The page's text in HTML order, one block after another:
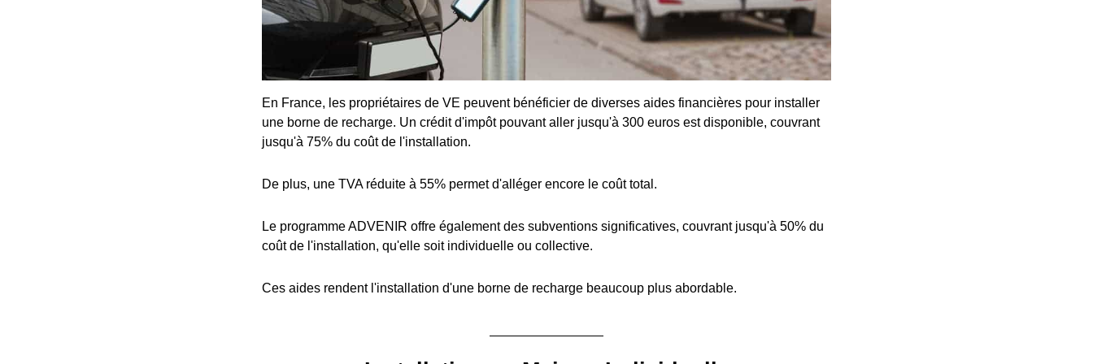
En France, les propriétaires de VE peuvent bénéficier de diverses aides financières pour installer
une borne de recharge. Un crédit d'impôt pouvant aller jusqu'à 300 euros est disponible, couvrant
jusqu'à 75% du coût de l'installation.
De plus, une TVA réduite à 55% permet d'alléger encore le coût total.
Le programme ADVENIR offre également des subventions significatives, couvrant jusqu'à 50% du
coût de l'installation, qu'elle soit individuelle ou collective.
Ces aides rendent l'installation d'une borne de recharge beaucoup plus abordable.